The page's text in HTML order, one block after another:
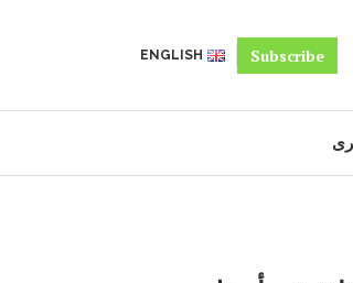
Subscribe
ENGLISH